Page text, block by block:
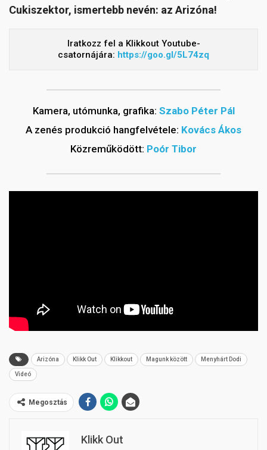
Cukiszektor, ismertebb nevén: az Arizóna!
Iratkozz fel a Klikkout Youtube-
csatornájára: https://goo.gl/5L74zq
Kamera, utómunka, grafika: Szabo Péter Pál
A zenés produkció hangfelvétele: Kovács Ákos
Közreműködött: Poór Tibor
Arizóna Klikk Out Klikkout Magunk között Menyhárt Dodi
Videó
Megosztás
Klikk Out